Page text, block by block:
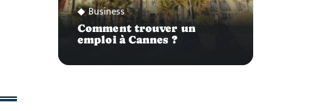
Business
Comment trouver un
emploi à Cannes ?